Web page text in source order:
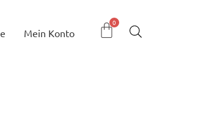
Mein Konto